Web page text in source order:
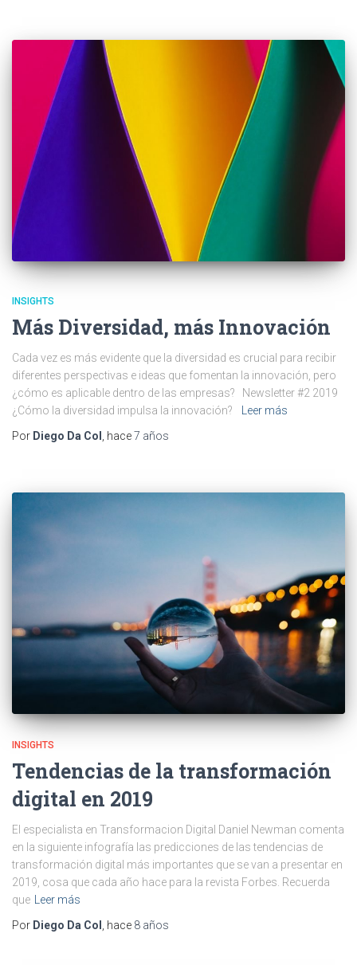
INSIGHTS
Más Diversidad, más Innovación
Cada vez es más evidente que la diversidad es crucial para recibir
diferentes perspectivas e ideas que fomentan la innovación, pero
¿cómo es aplicable dentro de las empresas? Newsletter #2 2019
¿Cómo la diversidad impulsa la innovación?
Leer más
Por Diego Da Col , hace7 años
INSIGHTS
Tendencias de la transformación
digital en 2019
El especialista en Transformacion Digital Daniel Newman comenta
en la siguiente infografía las predicciones de las tendencias de
transformación digital más importantes que se van a presentar en
2019, cosa que cada año hace para la revista Forbes. Recuerda
que Leer más
Por Diego Da Col , hace 8 años